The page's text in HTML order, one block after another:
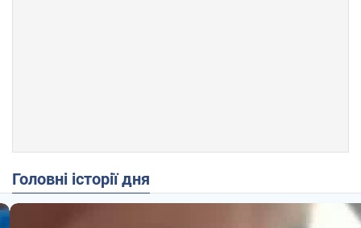
Головні історії дня